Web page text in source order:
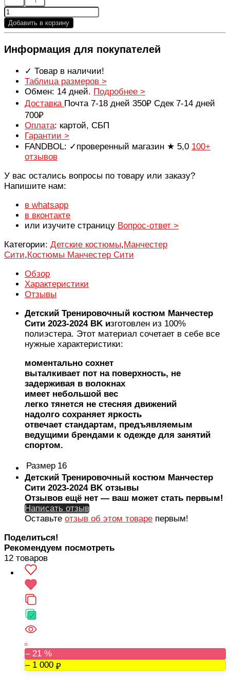
Добавить в корзину
Информация для покупателей
✓ Товар в наличии!
Таблица размеров >
Обмен: 14 дней. Подробнее >
Доставка Почта 7-18 дней 350₽ Сдек 7-14 дней
700₽
Оплата: картой, СБП
Гарантии >
FANDBOL: ✓проверенный магазин ★ 5,0 100+
отзывов
У вас остались вопросы по товару или заказу?
Напишите нам:
в whatsapp
в вконтакте
или изучите страницу Вопрос-ответ >
Категории: Детские костюмы,Манчестер
Сити,Костюмы Манчестер Сити
Обзор
Характеристики
Отзывы
Детский Тренировочный костюм Манчестер
Сити 2023-2024 BK изготовлен из 100%
полиэстера. Этот материал сочетает в себе все
нужные характеристики:
моментально сохнет
выталкивает пот на поверхность, не
задерживая в волокнах
имеет небольшой вес
легко тянется не стесняя движений
надолго сохраняет яркость
отвечает стандартам, предъявляемым
ведущими брендами к одежде для занятий
спортом.
Размер 16
Детский Тренировочный костюм Манчестер
Сити 2023-2024 BK отзывы
Отзывов ещё нет — ваш может стать первым!
Написать отзыв
Оставьте отзыв об этом товаре первым!
Поделиться!
Рекомендуем посмотреть
12 товаров
– 21 %
– 1 000